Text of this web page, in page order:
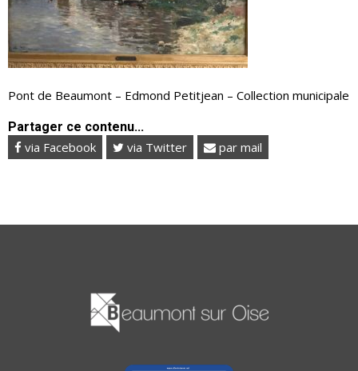
Pont de Beaumont – Edmond Petitjean – Collection municipale
Partager ce contenu...
via Facebook via Twitter par mail